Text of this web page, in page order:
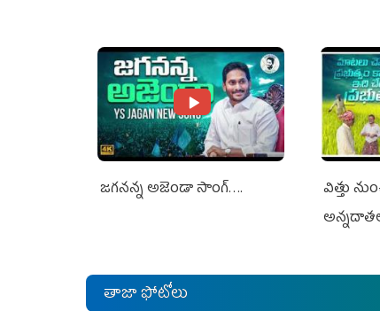
జగనన్న అజెండా సాంగ్….
విత్తు
తాజా ఫోటోలు